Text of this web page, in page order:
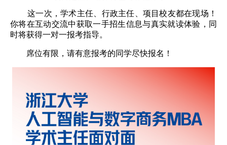
这一次，学术主任、行政主任、项目校友都在现场！
你将在互动交流中获取一手招生信息与真实就读体验，同
时将获得一对一报考指导。
席位有限，请有意报考的同学尽快报名！